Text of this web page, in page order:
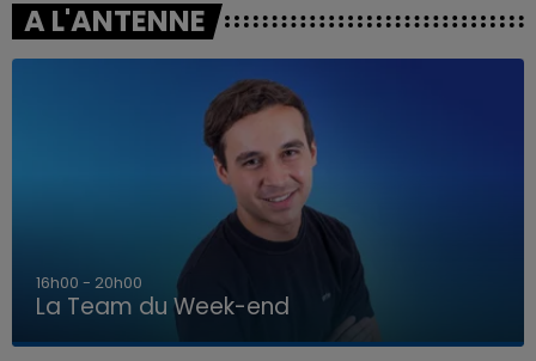
A L'ANTENNE
7h00 - 12h00
La Team du Week-end